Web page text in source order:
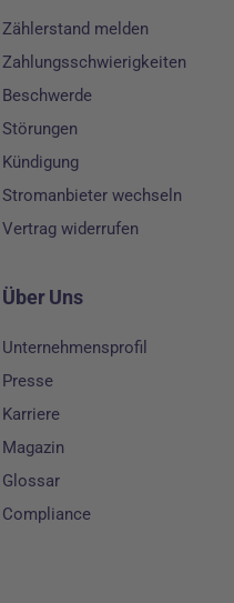
Zählerstand melden
Zahlungsschwierigkeiten
Beschwerde
Störungen
Kündigung
Stromanbieter wechseln
Vertrag widerrufen
Über Uns
Unternehmensprofil
Presse
Karriere
Magazin
Glossar
Compliance